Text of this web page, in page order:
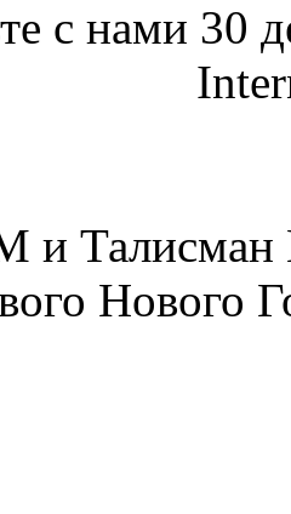
с нами 30
и Талисман
Нового